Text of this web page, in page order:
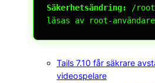
Säkerhetsändring:
/root
läsas av root-
Tails 7.10 får säkrare
videospelare